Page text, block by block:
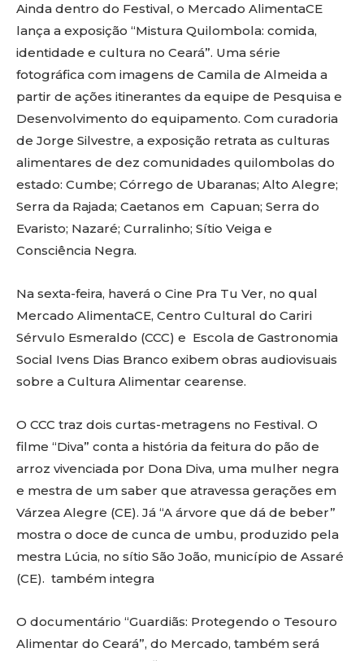
Ainda dentro do Festival, o Mercado AlimentaCE
lança a exposição “Mistura Quilombola: comida,
identidade e cultura no Ceará”. Uma série
fotográfica com imagens de Camila de Almeida a
partir de ações itinerantes da equipe de Pesquisa e
Desenvolvimento do equipamento. Com curadoria
de Jorge Silvestre, a exposição retrata as culturas
alimentares de dez comunidades quilombolas do
estado: Cumbe; Córrego de Ubaranas; Alto Alegre;
Serra da Rajada; Caetanos em Capuan; Serra do
Evaristo; Nazaré; Curralinho; Sítio Veiga e
Consciência Negra.
Na sexta-feira, haverá o Cine Pra Tu Ver, no qual
Mercado AlimentaCE, Centro Cultural do Cariri
Sérvulo Esmeraldo (CCC) e Escola de Gastronomia
Social Ivens Dias Branco exibem obras audiovisuais
sobre a Cultura Alimentar cearense.
O CCC traz dois curtas-metragens no Festival. O
filme “Diva” conta a história da feitura do pão de
arroz vivenciada por Dona Diva, uma mulher negra
e mestra de um saber que atravessa gerações em
Várzea Alegre (CE). Já “A árvore que dá de beber”
mostra o doce de cunca de umbu, produzido pela
mestra Lúcia, no sítio São João, município de Assaré
(CE). também integra
O documentário “Guardiãs: Protegendo o Tesouro
Alimentar do Ceará”, do Mercado, também será